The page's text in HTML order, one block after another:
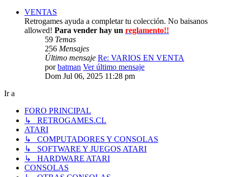
VENTAS
Retrogames ayuda a completar tu colección. No baisanos
allowed! Para vender hay un reglamento!!
59 Temas
256 Mensajes
Último mensaje Re: VARIOS EN VENTA
porbatman Ver último mensaje
Dom Jul 06, 2025 11:28 pm
Ir a
FORO PRINCIPAL
↳ RETROGAMES.CL
ATARI
↳ COMPUTADORES Y CONSOLAS
↳ SOFTWARE Y JUEGOS ATARI
↳ HARDWARE ATARI
CONSOLAS